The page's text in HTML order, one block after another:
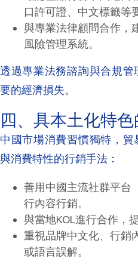
口許可證、中文標籤等
與專業法律顧問合作，
風險管理系統。
透過專業法務諮詢與合規
要的經濟損失。
四、具本土化特
中國市場消費習慣獨特，
與消費特性的行銷手法：
善用中國主流社群平台
行內容行銷。
與當地KOL進行合作，
重視品牌中文化、行銷
或語言誤解。